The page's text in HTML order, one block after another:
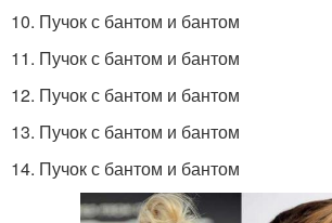
10. Пучок с бантом и бантом
11. Пучок с бантом и бантом
12. Пучок с бантом и бантом
13. Пучок с бантом и бантом
14. Пучок с бантом и бантом